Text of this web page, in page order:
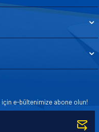
e-bültenimize abone olun!